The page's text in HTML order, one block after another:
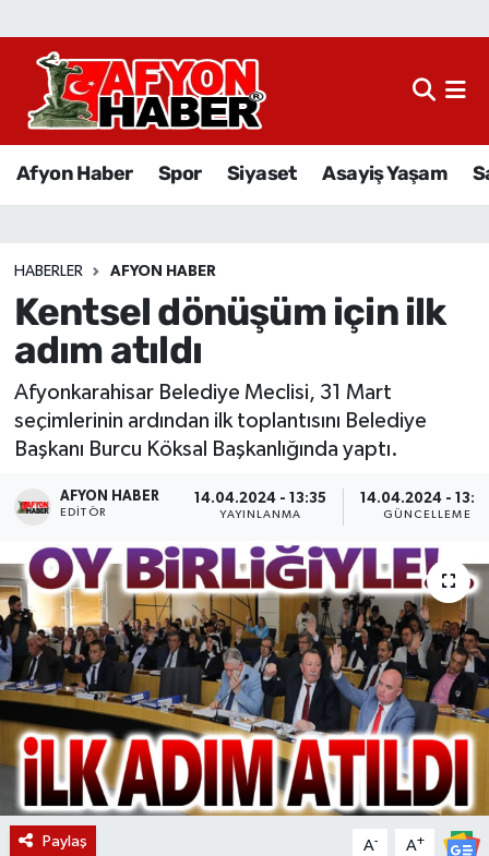
Afyon Haber Spor Siyaset Asayiş Yaşam
HABERLER AFYON HABER
Kentsel dönüşüm için ilk
adım atıldı
Afyonkarahisar Belediye Meclisi, 31 Mart
seçimlerinin ardından ilk toplantısını Belediye
Başkanı Burcu Köksal Başkanlığında yaptı.
AFYON HABER
EDITÖR
14.04.2024 - 13:35
YAYINLANMA
14.04.2024 -
GÜNCELLEME
Paylaş A- A+
Afyon Haber
Sağlık
Eğitim
Sivil Toplum
Etkinlikler